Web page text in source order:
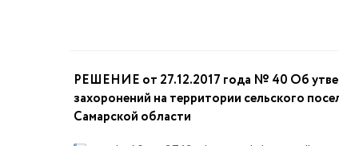
РЕШЕНИЕ от 27.12.2017 года № 40 Об
захоронений на территории сельского
Самарской области